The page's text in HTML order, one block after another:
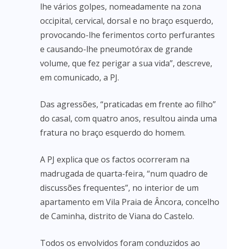
lhe vários golpes, nomeadamente na zona
occipital, cervical, dorsal e no braço esquerdo,
provocando-lhe ferimentos corto perfurantes
e causando-lhe pneumotórax de grande
volume, que fez perigar a sua vida”, descreve,
em comunicado, a PJ.
Das agressões, “praticadas em frente ao filho”
do casal, com quatro anos, resultou ainda uma
fratura no braço esquerdo do homem.
A PJ explica que os factos ocorreram na
madrugada de quarta-feira, “num quadro de
discussões frequentes”, no interior de um
apartamento em Vila Praia de Âncora, concelho
de Caminha, distrito de Viana do Castelo.
Todos os envolvidos foram conduzidos ao